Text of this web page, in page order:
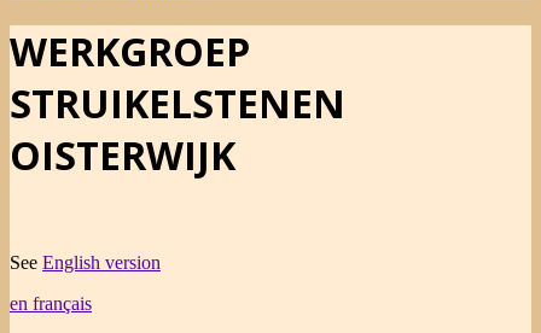
WERKGROEP
STRUIKELSTENEN
OISTERWIJK
See English version
en français